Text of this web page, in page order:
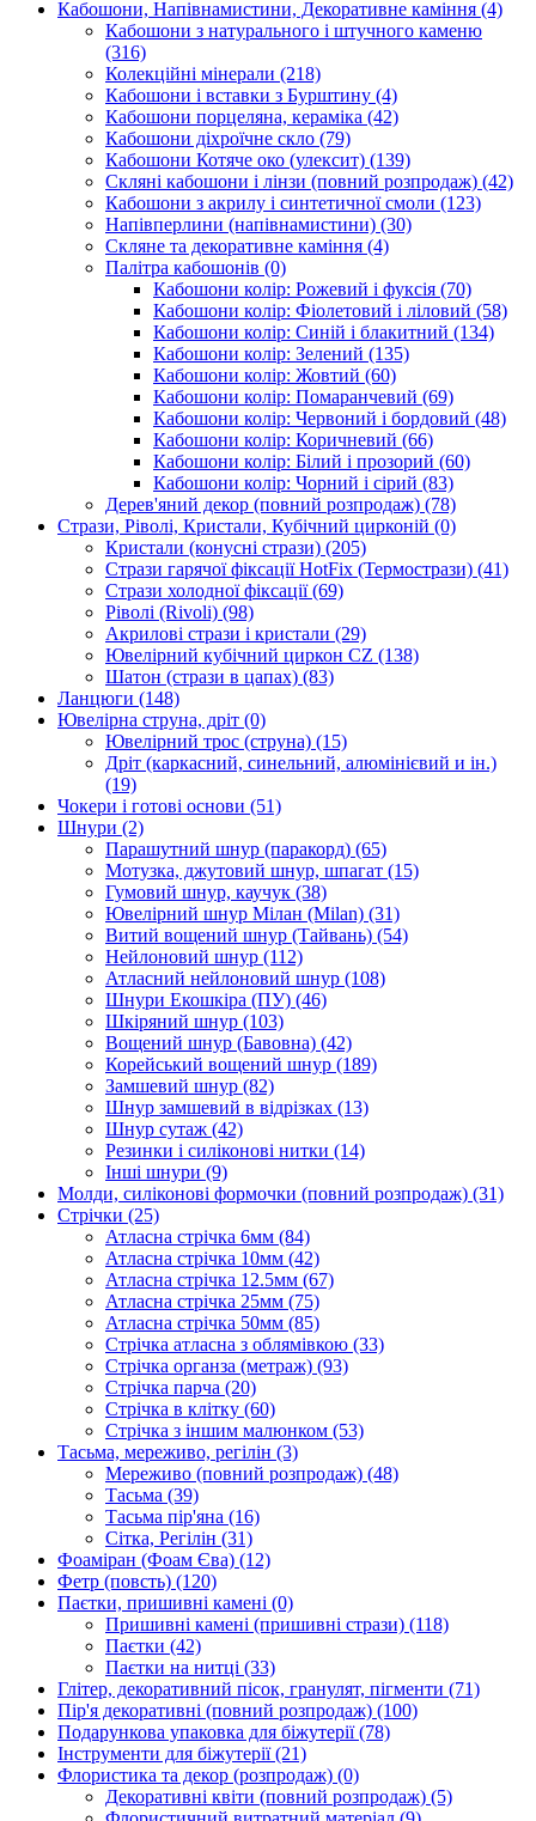
Кабошони, Напівнамистини, Декоративне каміння (4)
Кабошони з натурального і штучного каменю
(316)
Колекційні мінерали (218)
Кабошони і вставки з Бурштину (4)
Кабошони порцеляна, кераміка (42)
Кабошони діхроїчне скло (79)
Кабошони Котяче око (улексит) (139)
Скляні кабошони і лінзи (повний розпродаж) (42)
Кабошони з акрилу і синтетичної смоли (123)
Напівперлини (напівнамистини) (30)
Скляне та декоративне каміння (4)
Палітра кабошонів (0)
Кабошони колір: Рожевий і фуксія (70)
Кабошони колір: Фіолетовий і ліловий (58)
Кабошони колір: Синій і блакитний (134)
Кабошони колір: Зелений (135)
Кабошони колір: Жовтий (60)
Кабошони колір: Помаранчевий (69)
Кабошони колір: Червоний і бордовий (48)
Кабошони колір: Коричневий (66)
Кабошони колір: Білий і прозорий (60)
Кабошони колір: Чорний і сірий (83)
Дерев'яний декор (повний розпродаж) (78)
Стрази, Ріволі, Кристали, Кубічний цирконій (0)
Кристали (конусні стрази) (205)
Стрази гарячої фіксації HotFix (Термострази) (41)
Стрази холодної фіксації(69)
Ріволі (Rivoli) (98)
Акрилові стрази і кристали (29)
Ювелірний кубічний циркон CZ (138)
Шатон (стрази в цапах) (83)
Ланцюги (148)
Ювелірна струна, дріт (0)
Ювелірний трос (струна) (15)
Дріт (каркасний, синельний, алюмінієвий и ін.)
(19)
Чокери і готові основи (51)
Шнури (2)
Парашутний шнур (паракорд) (65)
Мотузка, джутовий шнур, шпагат (15)
Гумовий шнур, каучук (38)
Ювелірний шнур Мілан (Milan) (31)
Витий вощений шнур (Тайвань) (54)
Нейлоновий шнур (112)
Атласний нейлоновий шнур (108)
Шнури Екошкіра (ПУ) (46)
Шкіряний шнур (103)
Вощений шнур (Бавовна) (42)
Корейський вощений шнур (189)
Замшевий шнур (82)
Шнур замшевий в відрізках (13)
Шнур сутаж (42)
Резинки і силіконові нитки (14)
Інші шнури (9)
Молди, силіконові формочки (повний розпродаж) (31)
Стрічки (25)
Атласна стрічка 6мм (84)
Атласна стрічка 10мм (42)
Атласна стрічка 12.5мм (67)
Атласна стрічка 25мм (75)
Атласна стрічка 50мм (85)
Стрічка атласна з облямівкою (33)
Стрічка органза (метраж) (93)
Стрічка парча (20)
Стрічка в клітку (60)
Стрічка з іншим малюнком (53)
Тасьма, мереживо, регілін (3)
Мереживо (повний розпродаж) (48)
Тасьма (39)
Тасьма пір'яна (16)
Сітка, Регілін (31)
Фоаміран (Фоам Єва) (12)
Фетр (повсть) (120)
Паєтки, пришивні камені (0)
Пришивні камені (пришивні стрази) (118)
Паєтки (42)
Паєтки на нитці (33)
Глітер, декоративний пісок, гранулят, пігменти (71)
Пір'я декоративні (повний розпродаж) (100)
Подарункова упаковка для біжутерії(78)
Інструменти для біжутерії(21)
Флористика та декор (розпродаж) (0)
Декоративні квіти (повний розпродаж) (5)